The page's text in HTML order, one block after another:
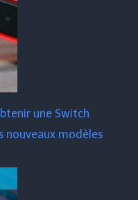
une Switch
nouveaux modèles